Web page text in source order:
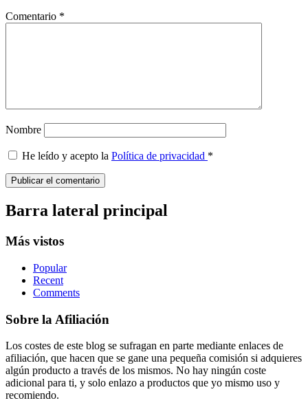
Comentario *
Nombre
He leído y acepto la Política de privacidad *
Barra lateral principal
Más vistos
Popular
Recent
Comments
Sobre la Afiliación
Los costes de este blog se sufragan en parte mediante enlaces de
afiliación, que hacen que se gane una pequeña comisión si adquieres
algún producto a través de los mismos. No hay ningún coste
adicional para ti, y solo enlazo a productos que yo mismo uso y
recomiendo.